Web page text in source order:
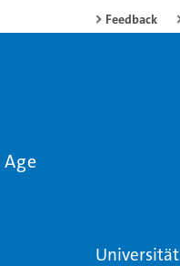
Feedback
Universität